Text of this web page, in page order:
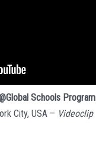
Schools Program
City, USA – Videoclip